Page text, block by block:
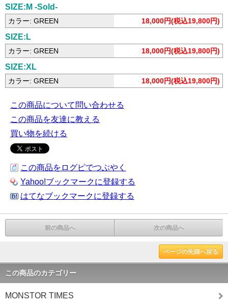
SIZE:M -Sold-
カラー: GREEN 18,000円(税込19,800円)
SIZE:L
カラー: GREEN 18,000円(税込19,800円)
SIZE:XL
カラー: GREEN 18,000円(税込19,800円)
この商品について問い合わせる
この商品を友達に教える
買い物を続ける
この商品をログピでつぶやく
Yahoo!ブックマークに登録する
はてなブックマークに登録する
前の商品へ 次の商品へ
ページの先頭へ戻る
この商品のカテゴリー
MONSTOR TIMES